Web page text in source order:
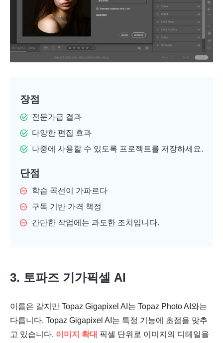
장점
전문가급 결과
다양한 편집 효과
나중에 사용할 수 있도록 프로젝트를 저장하세요.
단점
학습 곡선이 가파르다
구독 기반 가격 책정
간단한 작업에는 과도한 조치입니다.
3. 토파즈 기가픽셀 AI
이름은 같지만 Topaz Gigapixel AI는 Topaz Photo AI와는
다릅니다. Topaz Gigapixel AI는 특정 기능에 초점을 맞추
고 있습니다. 이미지 확대 픽셀 단위로 이미지의 디테일을